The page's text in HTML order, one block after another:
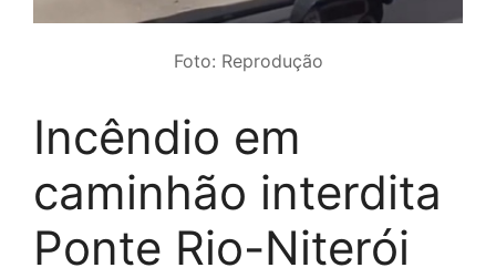
Foto: Reprodução
Incêndio em
caminhão interdita
Ponte Rio-Niterói